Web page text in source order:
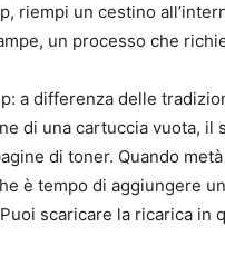
riempi un cestino
un processo che
a differenza delle
di una cartuccia vuota, il
di toner. Quando
è tempo di aggiungere
scaricare la ricarica in